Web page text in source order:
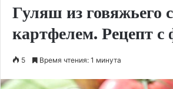
Гуляш из говяжьего
картфелем. Рецепт с
5 Время чтения: 1 минута